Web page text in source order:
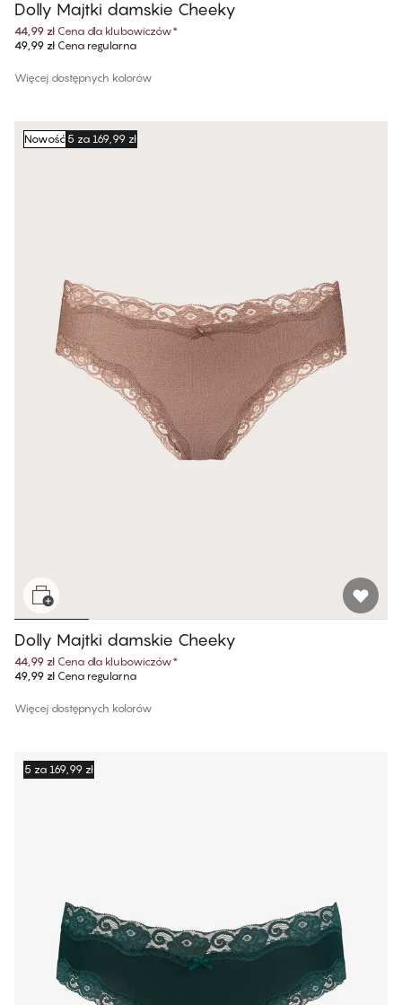
Dolly Majtki damskie Cheeky
44,99 zł Cena dla klubowiczów*
49,99 złCena regularna
Więcej dostępnych kolorów
Nowość 5 za 169,99 zł
Dolly Majtki damskie Cheeky
44,99 zł Cena dla klubowiczów*
49,99 złCena regularna
Więcej dostępnych kolorów
5 za 169,99 zł